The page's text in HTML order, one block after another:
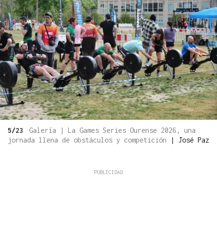
5/23
Galería | La Games Series Ourense 2026, una
jornada llena de obstáculos y competición
| José Paz